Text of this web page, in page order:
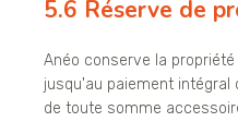
5.6 Réserve de
Anéo conserve la
jusqu'au paiement intégral
de toute somme